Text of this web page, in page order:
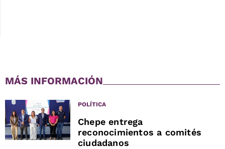
MÁS INFORMACIÓN
POLÍTICA
Chepe entrega
reconocimientos a comités
ciudadanos